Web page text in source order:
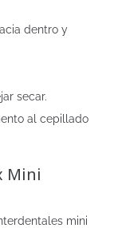
dentro y
secar.
al cepillado
Mini
mini